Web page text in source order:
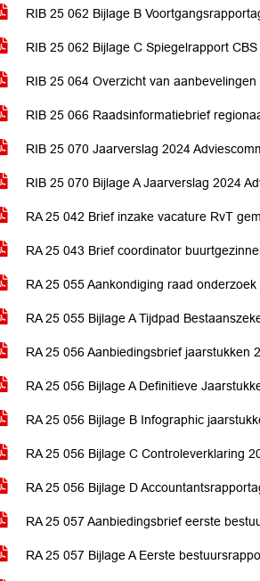
RIB 25 062 Bijlage B
RIB 25 062 Bijlage C Spiegelrapport
RIB 25 064 Overzicht van
RIB 25 066 Raadsinformatiebrief
RIB 25 070 Jaarverslag 2024
RIB 25 070 Bijlage A Jaarverslag 2024
RA 25 042 Brief inzake vacature RvT
RA 25 043 Brief coordinator
RA 25 055 Aankondiging raad
RA 25 055 Bijlage A Tijdpad
RA 25 056 Aanbiedingsbrief jaarstukken
RA 25 056 Bijlage A Definitieve
RA 25 056 Bijlage B Infographic
RA 25 056 Bijlage C Controleverklaring
RA 25 056 Bijlage D
RA 25 057 Aanbiedingsbrief eerste
RA 25 057 Bijlage A Eerste